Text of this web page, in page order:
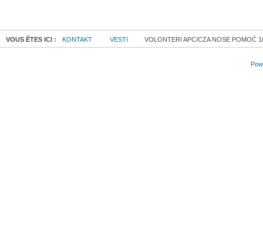
VOUS ÊTES ICI : KONTAKT VESTI VOLONTERI APC/CZA NOSE POMOĆ